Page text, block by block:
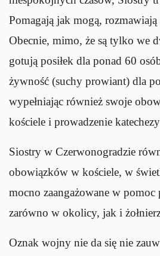
Pomagają jak mogą,
Obecnie, mimo, że są tylko we
gotują posiłek dla ponad 60
żywność (suchy prowiant) dla
wypełniając również swoje
kościele i prowadzenie
Siostry w Czerwonogradzie
obowiązków w kościele, w
mocno zaangażowane w pomoc
zarówno w okolicy, jak i
Oznak wojny nie da się nie